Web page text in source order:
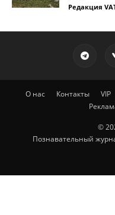
Редакция
О нас Контакты VIP
©
Познавательный